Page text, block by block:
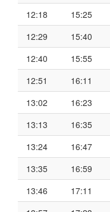
12:18
15:25
12:29
15:40
12:40
15:55
12:51
16:11
13:02
16:23
13:13
16:35
13:24
16:47
13:35
16:59
13:46
17:11